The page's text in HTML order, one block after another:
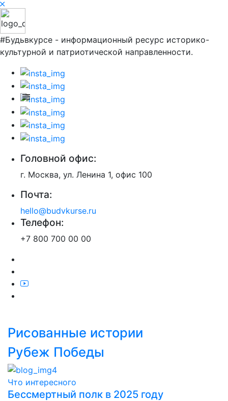
#Будьвкурсе - информационный ресурс историко-
культурной и патриотической направленности.
Головной офис:
г. Москва, ул. Ленина 1, офис 100
Почта:
hello@budvkurse.ru
Телефон:
+7 800 700 00 00
Рисованные истории
Рубеж Победы
Что интересного
Бессмертный полк в 2025 году